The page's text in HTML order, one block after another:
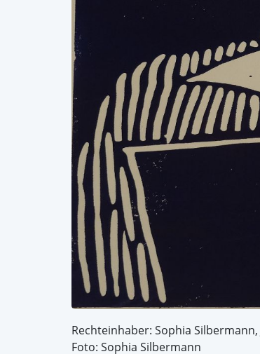
Rechteinhaber: Sophia
Foto: Sophia Silbermann